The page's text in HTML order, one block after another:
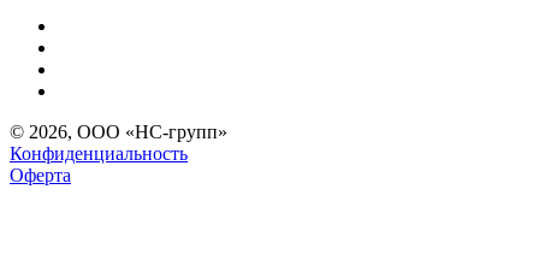
© 2026, ООО «НС-групп»
Конфиденциальность
Оферта